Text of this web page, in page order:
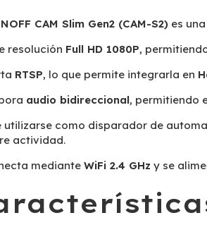
CAM Slim Gen2 (CAM-S2) es
resolución Full HD 1080P,
RTSP, lo que permite integrarla en
audio bidireccional, permitiendo
utilizarse como disparador de
actividad.
mediante WiFi 2.4 GHz y se